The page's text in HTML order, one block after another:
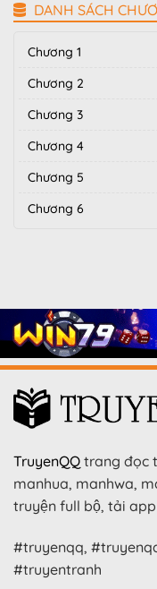
DANH SÁCH
Chương 1
Chương 2
Chương 3
Chương 4
Chương 5
Chương 6
TruyenQQ trang đọc
manhua, manhwa,
truyện full bộ, tải
#truyenqq,
#truyentranh